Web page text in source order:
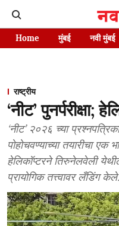
Home मुंबई नवी मुंबई
राष्ट्रीय
‘नीट’ पुनर्परीक्षा;
‘नीट’ २०२६ च्या
पोहोचवण्याच्या तयारीचा एक
हेलिकॉप्टरने तिरुनेलवेली
प्रायोगिक तत्त्वावर लँडिंग केले.